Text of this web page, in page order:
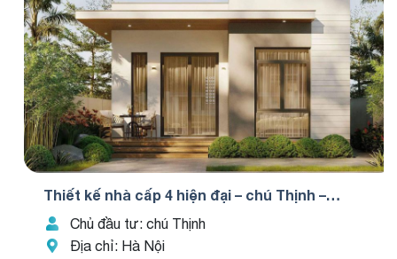
Thiết kế nhà cấp 4 hiện đại – chú Thịnh –
TKNC40003
Chủ đầu tư: chú Thịnh
Địa chỉ: Hà Nội